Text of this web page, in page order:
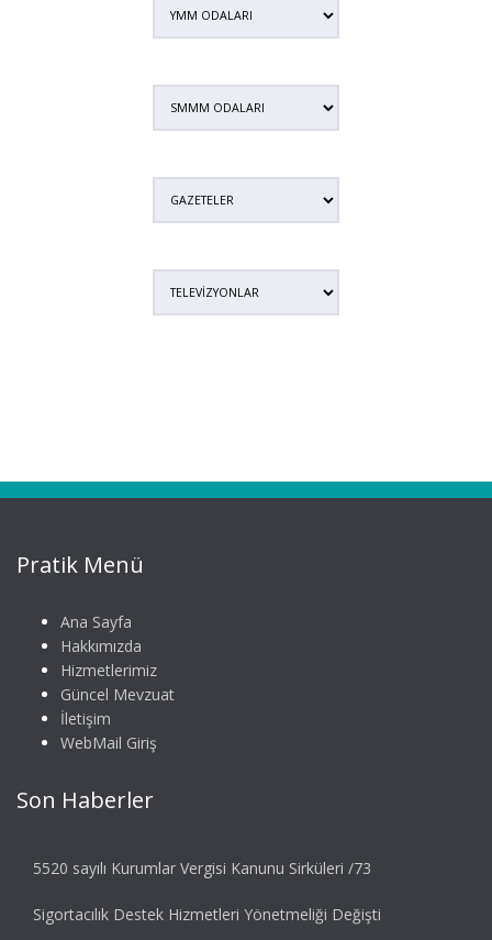
Pratik Menü
Ana Sayfa
Hakkımızda
Hizmetlerimiz
Güncel Mevzuat
İletişim
WebMail Giriş
Son Haberler
5520 sayılı Kurumlar Vergisi Kanunu Sirküleri /73
Sigortacılık Destek Hizmetleri Yönetmeliği Değişti